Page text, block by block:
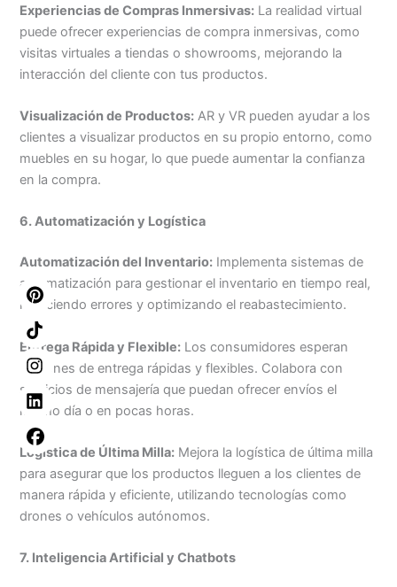
Experiencias de Compras Inmersivas: La realidad virtual
puede ofrecer experiencias de compra inmersivas, como
visitas virtuales a tiendas o showrooms, mejorando la
interacción del cliente con tus productos.
Visualización de Productos: AR y VR pueden ayudar a los
clientes a visualizar productos en su propio entorno, como
muebles en su hogar, lo que puede aumentar la confianza
en la compra.
6. Automatización y Logística
Automatización del Inventario: Implementa sistemas de
automatización para gestionar el inventario en tiempo real,
reduciendo errores y optimizando el reabastecimiento.
Entrega Rápida y Flexible: Los consumidores esperan
opciones de entrega rápidas y flexibles. Colabora con
servicios de mensajería que puedan ofrecer envíos el
mismo día o en pocas horas.
Logística de Última Milla: Mejora la logística de última milla
para asegurar que los productos lleguen a los clientes de
manera rápida y eficiente, utilizando tecnologías como
drones o vehículos autónomos.
7. Inteligencia Artificial y Chatbots